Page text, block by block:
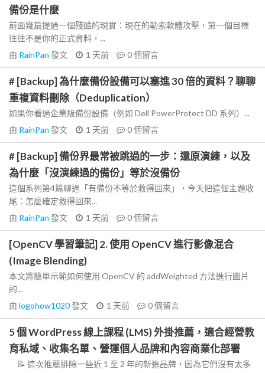
備份是什麼
前面幾篇提過一個殘酷的現實：現在的勒索軟體攻擊，第一個目標
往往不是你的正式資料，...
由 RainPan 發文 1 天前 0個留言
# [Backup] 為什麼備份設備可以塞進 30 倍的資料？聊聊
重複資料刪除（Deduplication）
如果你看過企業級備份設備（例如 Dell PowerProtect DD 系列）...
由 RainPan 發文 1 天前 0個留言
# [Backup] 備份界最常被跳過的一步：還原演練，以及
為什麼「沒演練過的備份」等於沒備份
這個系列第4篇聊過「有備份不等於救得回來」，今天把這個主題收
尾：怎麼確定救得回來...
由 RainPan 發文 1 天前 0個留言
[OpenCV 學習筆記] 2. 使用 OpenCV 進行影像混合
(Image Blending)
本文將簡單示範如何使用 OpenCV 的 addWeighted 方法進行圖片
的...
由 logohow1020發文 1 天前 0個留言
5 個 WordPress 線上課程 (LMS) 外掛推薦，適合經營教
育私域、收集名單、營運個人品牌和內容商業化部署
📝 這次推薦排除一些近 1 至 2 年的新進品牌，因為它們沒有太多